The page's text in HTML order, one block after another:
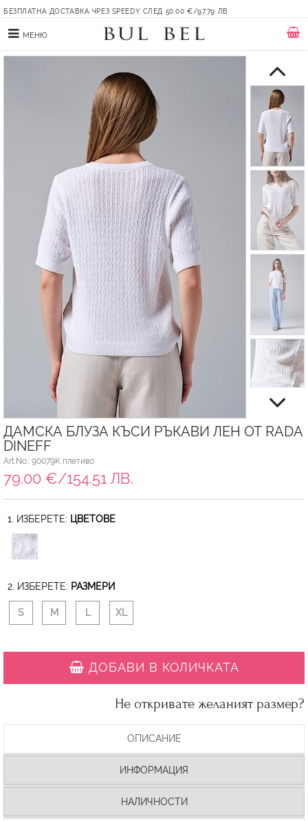
БЕЗПЛАТНА ДОСТАВКА ЧРЕЗ SPEEDY СЛЕД 50.00 €/97.79 ЛВ.
МЕНЮ
ДАМСКА БЛУЗА КЪСИ РЪКАВИ ЛЕН ОТ RADA
DINEFF
Art.No.: 90079K плетиво
79.00 €/154.51 ЛВ.
1. ИЗБЕРЕТЕ: ЦВЕТОВЕ
2. ИЗБЕРЕТЕ: РАЗМЕРИ
S M L XL
ДОБАВИ В КОЛИЧКАТА
Не откривате желаният размер?
ОПИСАНИЕ
ИНФОРМАЦИЯ
НАЛИЧНОСТИ